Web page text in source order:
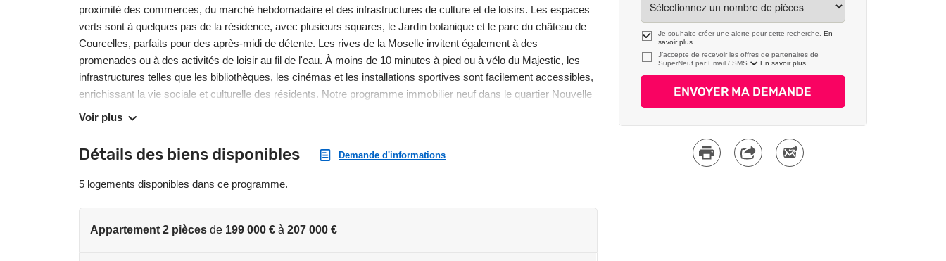
proximité des commerces, du marché hebdomadaire et des infrastructures de culture et de loisirs. Les espaces
verts sont à quelques pas de la résidence, avec plusieurs squares, le Jardin botanique et le parc du château de
Courcelles, parfaits pour des après-midi de détente. Les rives de la Moselle invitent également à des
promenades ou à des activités de loisir au fil de l'eau. À moins de 10 minutes à pied ou à vélo du Majestic, les
infrastructures telles que les bibliothèques, les cinémas et les installations sportives sont facilement accessibles,
enrichissant la vie sociale et culturelle des résidents. Notre programme immobilier neuf dans le quartier Nouvelle
Ville à Metz se distingue par des appartements aux finitions soignées, offrant des terrasses spacieuses pour
conception participative, personnalisez votre appartement neuf à Metz et façonnez votre logement selon vos
préférences. Des solutions de stationnement et un local à vélos complètent l'ensemble, pour un quotidien facilité.
sont à votre écoute et vous accompagnent tout au long de votre projet.
Voir plus
Détails des biens disponibles Demande d'informations
5 logements disponibles dans ce programme.
Appartement 2 pièces de 199 000 € à 207 000 €
Je souhaite créer une alerte pour cette recherche. En
savoir plus
J’accepte de recevoir les offres de partenaires de
SuperNeuf par
En savoir plus
ENVOYER MA DEMANDE